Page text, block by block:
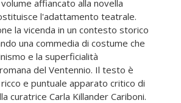
affiancato alla novella
l'adattamento teatrale.
la vicenda in un contesto storico
una commedia di costume che
e la superficialità
del Ventennio. Il testo è
e puntuale apparato critico di
curatrice Carla Killander Cariboni.